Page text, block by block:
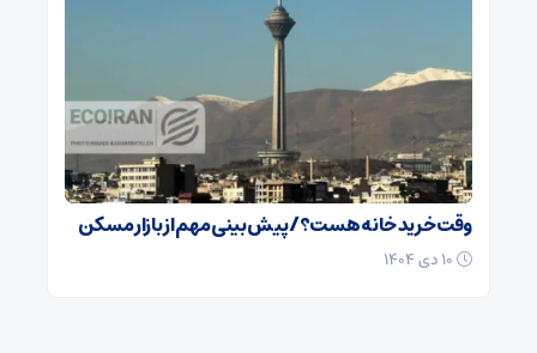
وقت خرید خانه هست؟/ پیش بینی مهم از بازار مسکن